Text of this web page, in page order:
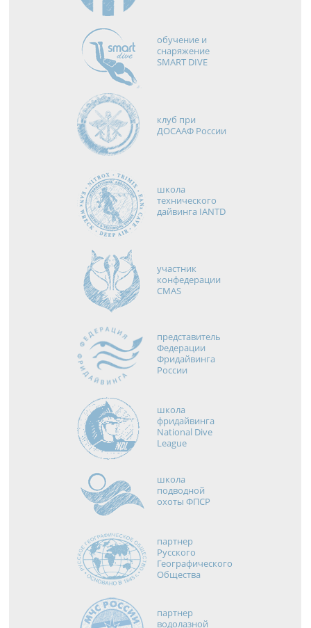
обучение и
снаряжение
SMART DIVE
клуб при
ДОСААФ России
школа
технического
дайвинга IANTD
участник
конфедерации
CMAS
представитель
Федерации
Фридайвинга
России
школа
фридайвинга
National Dive
League
школа
подводной
охоты ФПСР
партнер
Русского
Географического
Общества
партнер
водолазной